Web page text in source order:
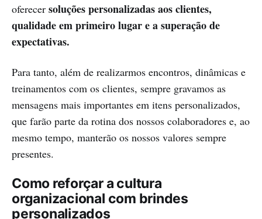
oferecer soluções personalizadas aos clientes,
qualidade em primeiro lugar e a superação de
expectativas.
Para tanto, além de realizarmos encontros, dinâmicas e
treinamentos com os clientes, sempre gravamos as
mensagens mais importantes em itens personalizados,
que farão parte da rotina dos nossos colaboradores e, ao
mesmo tempo, manterão os nossos valores sempre
presentes.
Como reforçar a cultura
organizacional com brindes
personalizados